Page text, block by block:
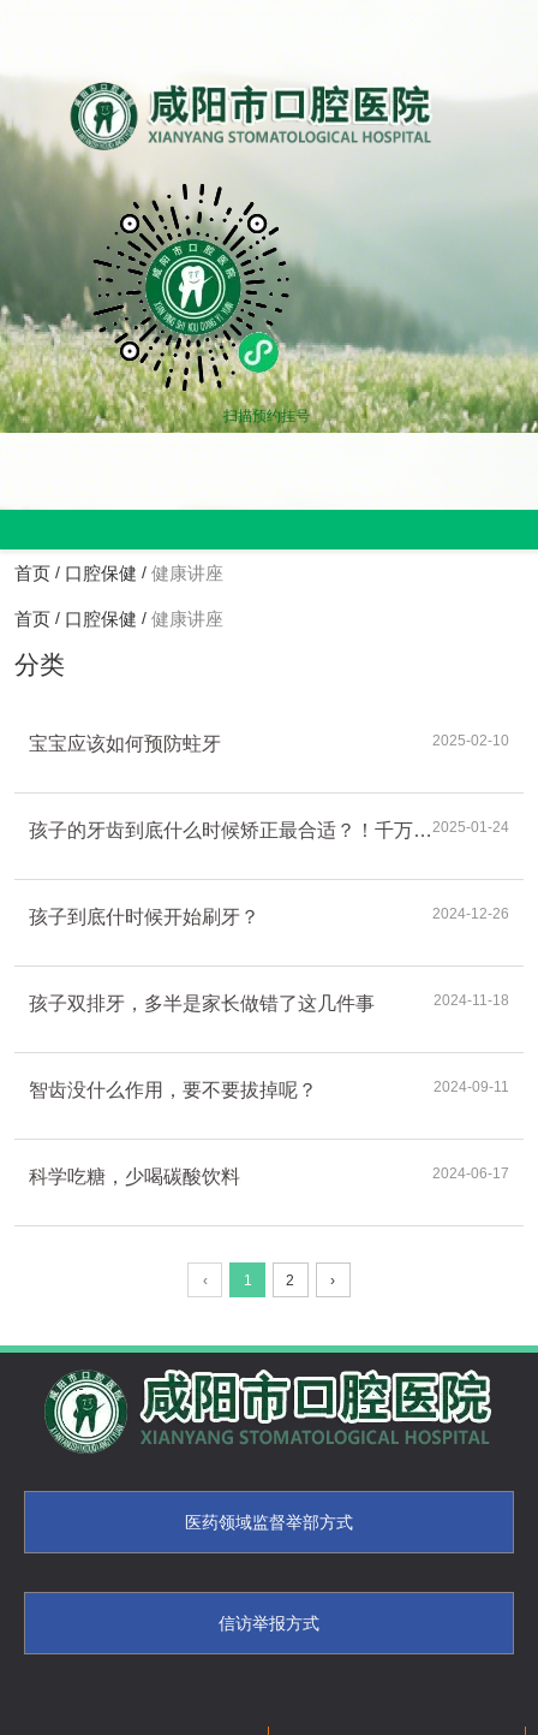
扫描预约挂号
首页 / 口腔保健 / 健康讲座
首页 / 口腔保健 / 健康讲座
分类
2025-02-10
宝宝应该如何预防蛀牙
2025-01-24
孩子的牙齿到底什么时候矫正最合适？！千万不
2024-12-26
孩子到底什时候开始刷牙？
2024-11-18
孩子双排牙，多半是家长做错了这几件事
2024-09-11
智齿没什么作用，要不要拔掉呢？
2024-06-17
科学吃糖，少喝碳酸饮料
‹ 1 2 ›
医药领域监督举部方式
信访举报方式